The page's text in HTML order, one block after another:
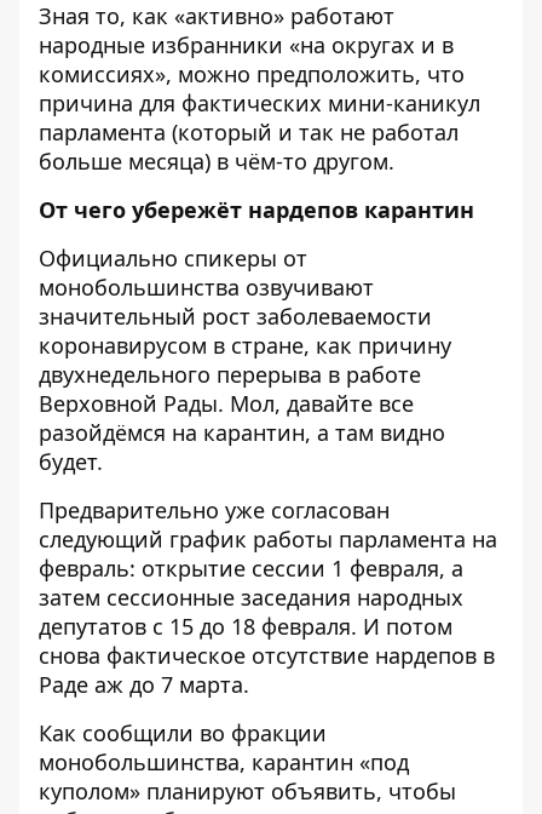
Зная то, как «активно» работают
народные избранники «на округах и в
комиссиях», можно предположить, что
причина для фактических мини-каникул
парламента (который и так не работал
больше месяца) в чём-то другом.
От чего убережёт нардепов карантин
Официально спикеры от
монобольшинства озвучивают
значительный рост заболеваемости
коронавирусом в стране, как причину
двухнедельного перерыва в работе
Верховной Рады. Мол, давайте все
разойдёмся на карантин, а там видно
будет.
Предварительно уже согласован
следующий график работы парламента на
февраль: открытие сессии 1 февраля, а
затем сессионные заседания народных
депутатов с 15 до 18 февраля. И потом
снова фактическое отсутствие нардепов в
Раде аж до 7 марта.
Как сообщили во фракции
монобольшинства, карантин «под
куполом» планируют объявить, чтобы